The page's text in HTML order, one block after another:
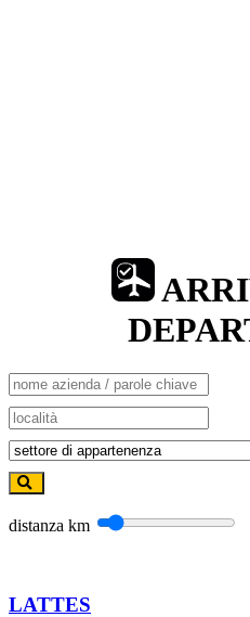
distanza km
LATTES